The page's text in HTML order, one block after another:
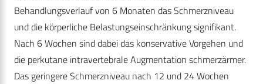
Behandlungsverlauf von 6 Monaten das Schmerzniveau
und die körperliche Belastungseinschränkung signifikant.
Nach 6 Wochen sind dabei das konservative Vorgehen und
die perkutane intravertebrale Augmentation schmerzärmer.
Das geringere Schmerzniveau nach 12 und 24 Wochen